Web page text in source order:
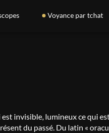
Voyance par tchat
invisible, lumineux ce qui
du passé. Du latin «